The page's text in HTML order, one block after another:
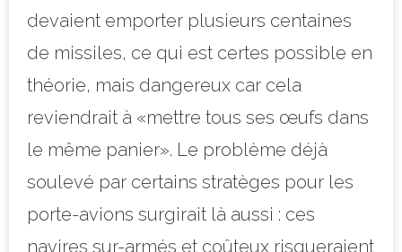
devaient emporter plusieurs centaines
de missiles, ce qui est certes possible en
théorie, mais dangereux car cela
reviendrait à «mettre tous ses œufs dans
le même panier». Le problème déjà
soulevé par certains stratèges pour les
porte-avions surgirait là aussi : ces
navires sur-armés et coûteux risqueraient